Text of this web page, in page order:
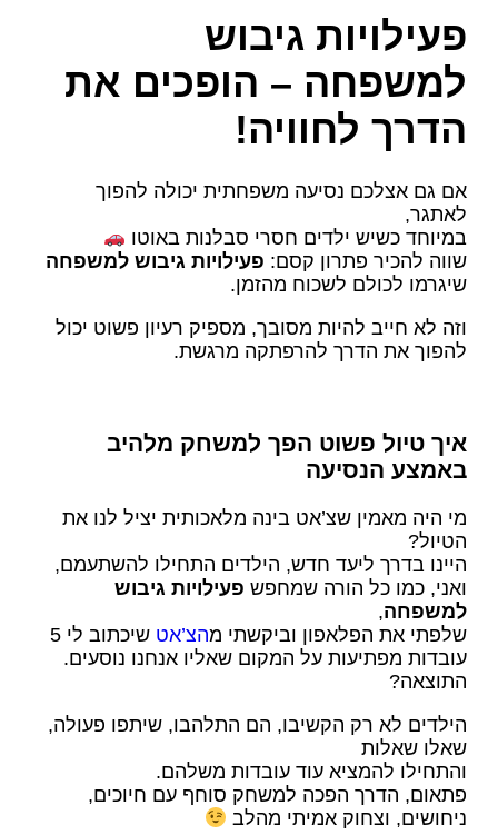
פעילויות גיבוש
למשפחה – הופכים את
הדרך לחוויה!
אם גם אצלכם נסיעה משפחתית יכולה להפוך
לאתגר,
במיוחד כשיש ילדים חסרי סבלנות באוטו
שווה להכיר פתרון קסם:פעילויות גיבוש למשפחה
שיגרמו לכולם לשכוח מהזמן.
וזה לא חייב להיות מסובך, מספיק רעיון פשוט יכול
להפוך את הדרך להרפתקה מרגשת.
איך טיול פשוט הפך למשחק מלהיב
באמצע הנסיעה
מי היה מאמין שצ’אט בינה מלאכותית יציל לנו את
הטיול?
היינו בדרך ליעד חדש, הילדים התחילו להשתעמם,
ואני, כמו כל הורה שמחפשפעילויות גיבוש
למשפחה,
שלפתי את הפלאפון וביקשתי מ הצ’אט
שיכתוב לי 5
עובדות מפתיעות על המקום שאליו אנחנו נוסעים.
התוצאה?
הילדים לא רק הקשיבו, הם התלהבו, שיתפו פעולה,
שאלו שאלות
והתחילו להמציא עוד עובדות משלהם.
פתאום, הדרך הפכה למשחק סוחף עם חיוכים,
ניחושים, וצחוק אמיתי מהלב